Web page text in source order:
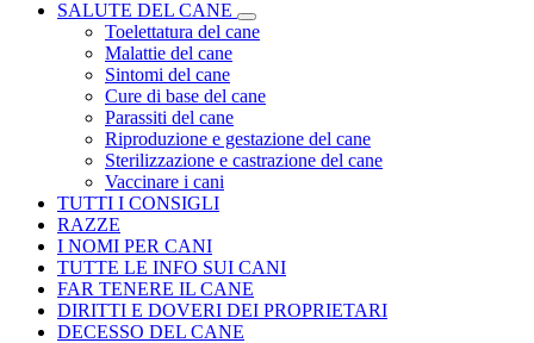
SALUTE DEL CANE
Toelettatura del cane
Malattie del cane
Sintomi del cane
Cure di base del cane
Parassiti del cane
Riproduzione e gestazione del cane
Sterilizzazione e castrazione del cane
Vaccinare i cani
TUTTI I CONSIGLI
RAZZE
I NOMI PER CANI
TUTTE LE INFO SUI CANI
FAR TENERE IL CANE
DIRITTI E DOVERI DEI PROPRIETARI
DECESSO DEL CANE